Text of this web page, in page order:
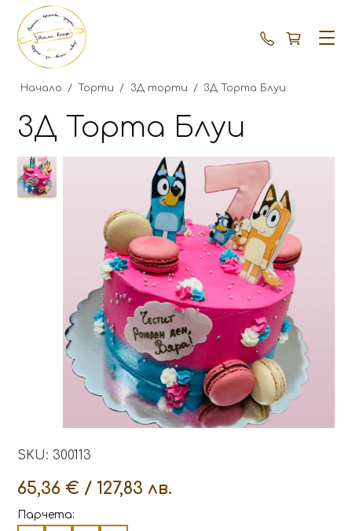
+359 87
Начало / Торти / 3Д торти / 3Д Торта Блуи
3Д Торта Блуи
SKU: 300113
65,36 € / 127,83 лв.
Парчета: